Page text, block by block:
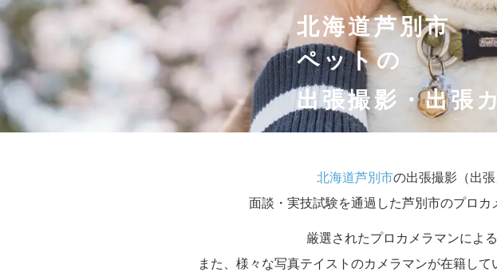
北海道芦別市
ペットの
出張撮影・出張
北海道芦別市の出張撮影（出
面談・実技試験を通過した芦別市のプロカ
厳選されたプロカメラマンによ
また、様々な写真テイストのカメラマンが在籍し